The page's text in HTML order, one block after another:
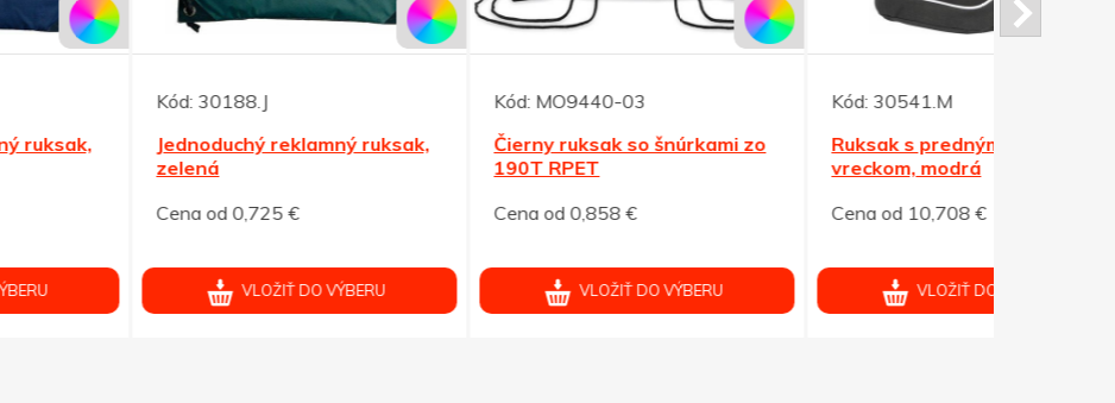
Jednoduchý reklamný ruksak,
VLOŽIŤ DO VÝBERU
Čierny ruksak so šnúrkami zo
VLOŽIŤ DO VÝBERU
Ruksak s predným čiernym
Cena od 10,708 €
VLOŽIŤ DO VÝBERU